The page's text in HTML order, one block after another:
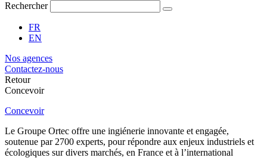
Rechercher
FR
EN
Nos agences
Contactez-nous
Retour
Concevoir
Concevoir
Le Groupe Ortec offre une ingiénerie innovante et engagée,
soutenue par 2700 experts, pour répondre aux enjeux industriels et
écologiques sur divers marchés, en France et à l’international